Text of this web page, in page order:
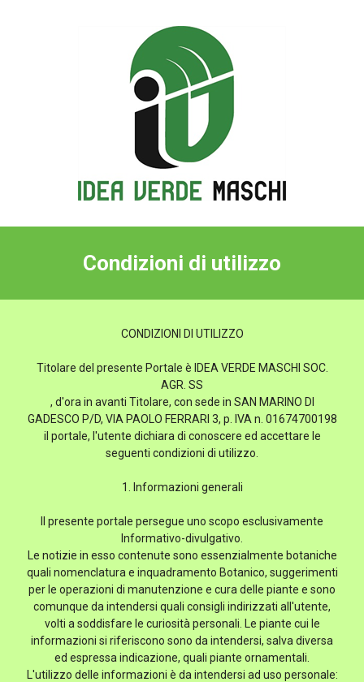
Condizioni di utilizzo
CONDIZIONI DI UTILIZZO
Titolare del presente Portale è IDEA VERDE MASCHI SOC.
AGR. SS
, d'ora in avanti Titolare, con sede in SAN MARINO DI
GADESCO P/D, VIA PAOLO FERRARI 3, p. IVA n. 01674700198
il portale, l'utente dichiara di conoscere ed accettare le
seguenti condizioni di utilizzo.
1. Informazioni generali
Il presente portale persegue uno scopo esclusivamente
Informativo-divulgativo.
Le notizie in esso contenute sono essenzialmente botaniche
quali nomenclatura e inquadramento Botanico, suggerimenti
per le operazioni di manutenzione e cura delle piante e sono
comunque da intendersi quali consigli indirizzati all'utente,
volti a soddisfare le curiosità personali. Le piante cui le
informazioni si riferiscono sono da intendersi, salva diversa
ed espressa indicazione, quali piante ornamentali.
L'utilizzo delle informazioni è da intendersi ad uso personale: